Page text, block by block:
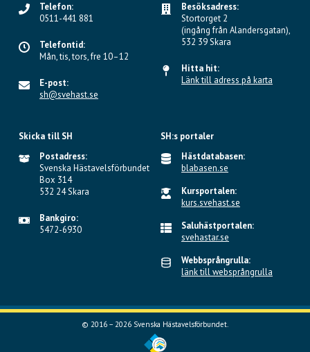
Telefon:
0511-441 881
Telefontid:
Mån, tis, tors, fre 10–12
E-post:
sh@svehast.se
Besöksadress:
Stortorget 2
(ingång från Alandersgatan),
532 39 Skara
Hitta hit:
Länk till adress på karta
Skicka till SH
Postadress:
Svenska Hästavelsförbundet
Box 314
532 24 Skara
Bankgiro:
5472-6930
SH:s portaler
Hästdatabasen:
blabasen.se
Kursportalen:
kurs.svehast.se
Saluhästportalen:
svehastar.se
Webbsprångrulla:
länk till websprångrulla
© 2016 – 2026 Svenska Hästavelsförbundet.